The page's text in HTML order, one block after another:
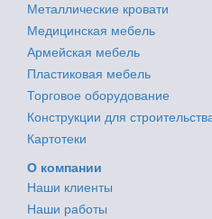
Металлические кровати
Медицинская мебель
Армейская мебель
Пластиковая мебель
Торговое оборудование
Конструкции для
Картотеки
О компании
Наши клиенты
Наши работы